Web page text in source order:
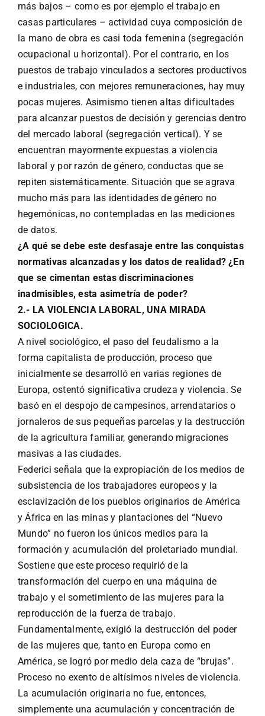
más bajos – como es por ejemplo el trabajo en
casas particulares – actividad cuya composición de
la mano de obra es casi toda femenina (segregación
ocupacional u horizontal). Por el contrario, en los
puestos de trabajo vinculados a sectores productivos
e industriales, con mejores remuneraciones, hay muy
pocas mujeres. Asimismo tienen altas dificultades
para alcanzar puestos de decisión y gerencias dentro
del mercado laboral (segregación vertical). Y se
encuentran mayormente expuestas a violencia
laboral y por razón de género, conductas que se
repiten sistemáticamente. Situación que se agrava
mucho más para las identidades de género no
hegemónicas, no contempladas en las mediciones
de datos.
¿A qué se debe este desfasaje entre las conquistas
normativas alcanzadas y los datos de realidad? ¿En
que se cimentan estas discriminaciones
inadmisibles, esta asimetría de poder?
2.- LA VIOLENCIA LABORAL, UNA MIRADA
SOCIOLOGICA.
A nivel sociológico, el paso del feudalismo a la
forma capitalista de producción, proceso que
inicialmente se desarrolló en varias regiones de
Europa, ostentó significativa crudeza y violencia. Se
basó en el despojo de campesinos, arrendatarios o
jornaleros de sus pequeñas parcelas y la destrucción
de la agricultura familiar, generando migraciones
masivas a las ciudades.
Federici señala que la expropiación de los medios de
subsistencia de los trabajadores europeos y la
esclavización de los pueblos originarios de América
y África en las minas y plantaciones del “Nuevo
Mundo” no fueron los únicos medios para la
formación y acumulación del proletariado mundial.
Sostiene que este proceso requirió de la
transformación del cuerpo en una máquina de
trabajo y el sometimiento de las mujeres para la
reproducción de la fuerza de trabajo.
Fundamentalmente, exigió la destrucción del poder
de las mujeres que, tanto en Europa como en
América, se logró por medio dela caza de “brujas”.
Proceso no exento de altísimos niveles de violencia.
La acumulación originaria no fue, entonces,
simplemente una acumulación y concentración de